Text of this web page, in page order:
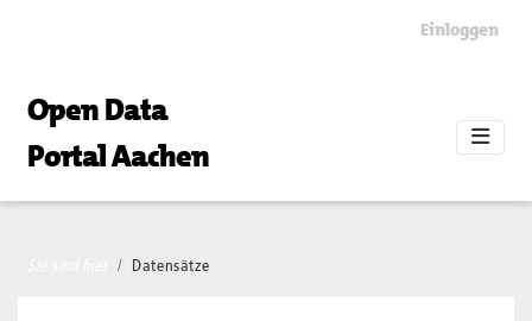
Einloggen
Open Data
Portal Aachen
Datensätze